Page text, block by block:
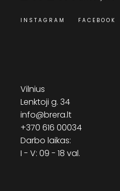
INSTAGRAM FACEBOOK
Vilnius
Lenktoji g. 34
info@brera.lt
+370 616 00034
Darbo laikas:
I - V: 09 - 18 val.